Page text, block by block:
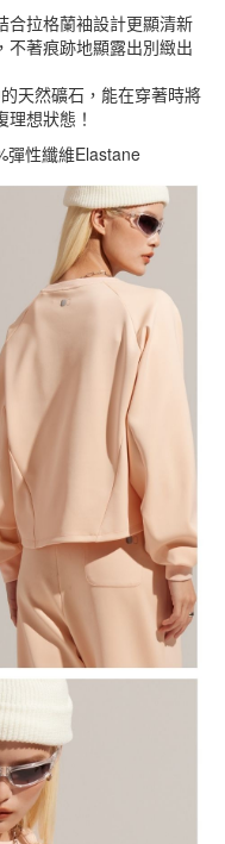
合拉格蘭袖設計更顯清新
不著痕跡地顯露出別緻出
天然礦石，能在穿著時將
想狀態！
性纖維Elastane